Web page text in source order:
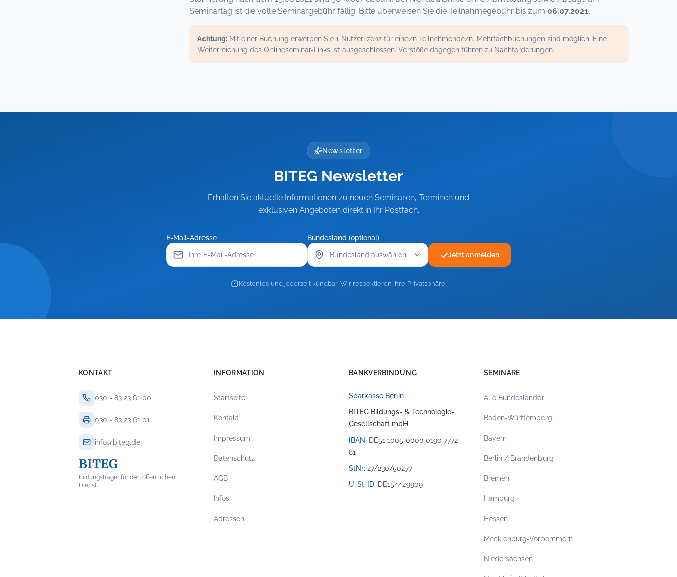
Seminartag ist die volle Seminargebühr fällig. Bitte überweisen Sie die Teilnahmegebühr bis zum 06.07.2021.
Achtung: Mit einer Buchung erwerben Sie 1 Nutzerlizenz für eine/n Teilnehmende/n. Mehrfachbuchungen sind möglich. Eine
Weiterreichung des Onlineseminar-Links ist ausgeschlossen. Verstöße dagegen führen zu Nachforderungen.
Newsletter
BITEG Newsletter
Erhalten Sie aktuelle Informationen zu neuen Seminaren, Terminen und
exklusiven Angeboten direkt in Ihr Postfach.
E-Mail-Adresse Bundesland (optional)
Jetzt anmelden
Kostenlos und jederzeit kündbar. Wir respektieren Ihre Privatsphäre.
KONTAKT
030 - 83 23 61 00
030 - 83 23 61 01
info@biteg.de
BITEG
Bildungsträger für den öffentlichen
Dienst
INFORMATION
Startseite
Kontakt
Impressum
Datenschutz
AGB
Infos
Adressen
BANKVERBINDUNG
Sparkasse Berlin
BITEG Bildungs- & Technologie-
Gesellschaft mbH
IBAN: DE51 1005 0000 0190 7772
81
StNr: 27/230/50277
U-St-ID: DE154429909
SEMINARE
Alle Bundesländer
Baden-Württemberg
Bayern
Berlin / Brandenburg
Bremen
Hamburg
Hessen
Mecklenburg-Vorpommern
Niedersachsen